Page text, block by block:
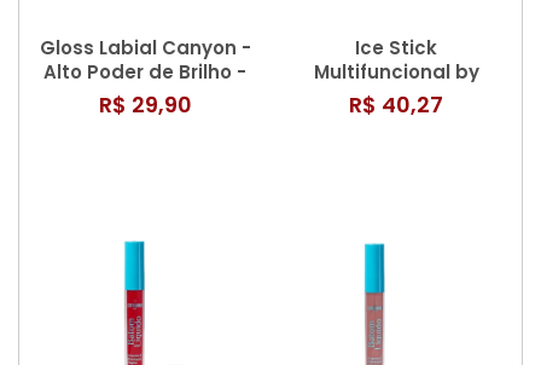
Gloss Labial Canyon -
Alto Poder de Brilho -
Catharine Hill
R$ 29,90
Ice Stick
Multifuncional by
Mayara Cardoso -
Catharine Hill
R$ 40,27